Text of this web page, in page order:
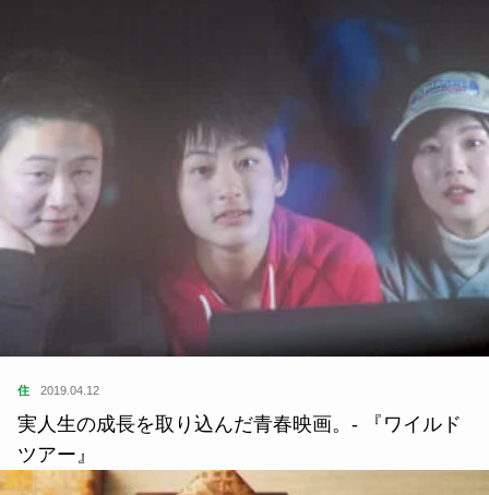
住 2019.04.12
実人生の成長を取り込んだ青春映画。- 『ワイルド
ツアー』